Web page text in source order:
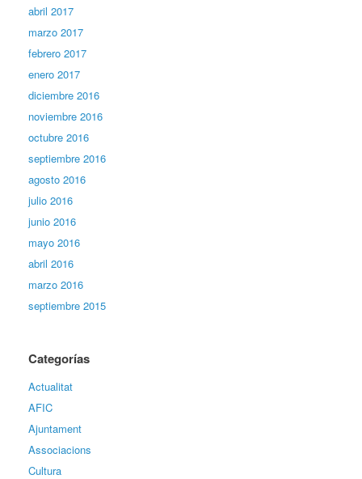
abril 2017
marzo 2017
febrero 2017
enero 2017
diciembre 2016
noviembre 2016
octubre 2016
septiembre 2016
agosto 2016
julio 2016
junio 2016
mayo 2016
abril 2016
marzo 2016
septiembre 2015
Categorías
Actualitat
AFIC
Ajuntament
Associacions
Cultura